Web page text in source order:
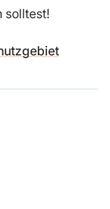
solltest!